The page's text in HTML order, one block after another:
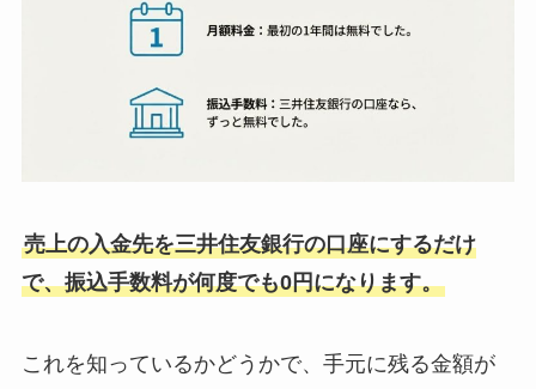
売上の入金先を三井住友銀行の口座にするだけ
で、振込手数料が何度でも0円になります。
これを知っているかどうかで、手元に残る金額が